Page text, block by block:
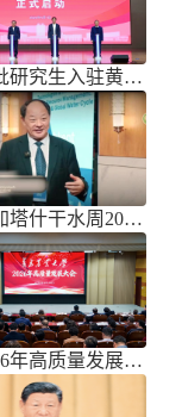
学校首批研究生入驻黄三角农高区
学校参加塔什干水周2026国际论坛
学校2026年高质量发展大会召开